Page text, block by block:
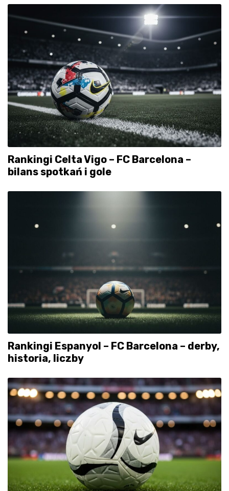
Rankingi Celta Vigo – FC Barcelona –
bilans spotkań i gole
Rankingi Espanyol – FC Barcelona – derby,
historia, liczby